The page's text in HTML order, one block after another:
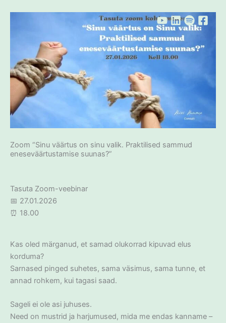
Zoom “Sinu väärtus on sinu valik. Praktilised sammud
eneseväärtustamise suunas?”
Tasuta Zoom-veebinar
📅 27.01.2026
⏰ 18.00
Kas oled märganud, et samad olukorrad kipuvad elus
korduma?
Sarnased pinged suhetes, sama väsimus, sama tunne, et
annad rohkem, kui tagasi saad.
Sageli ei ole asi juhuses.
Need on mustrid ja harjumused, mida me endas kanname –